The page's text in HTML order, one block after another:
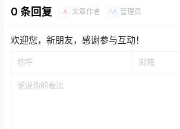
0 条回复 A 文章作者 M 管理员
欢迎您，新朋友，感谢参与互动！